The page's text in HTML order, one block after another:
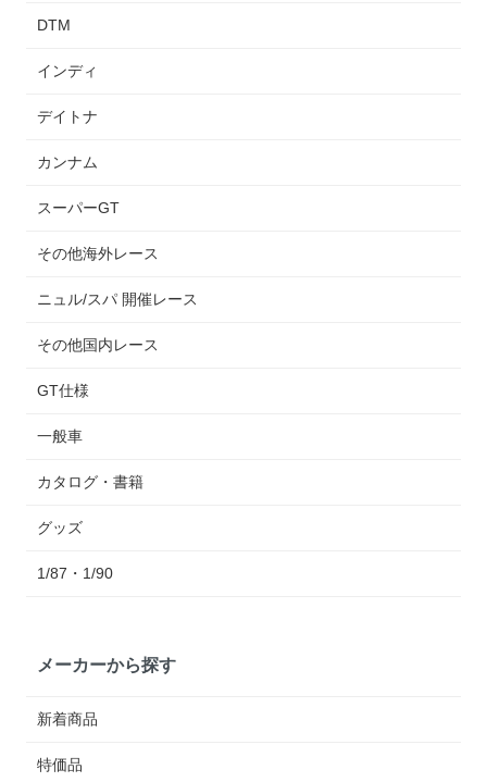
DTM
インディ
デイトナ
カンナム
スーパーGT
その他海外レース
ニュル/スパ 開催レース
その他国内レース
GT仕様
一般車
カタログ・書籍
グッズ
1/87・1/90
メーカーから探す
新着商品
特価品